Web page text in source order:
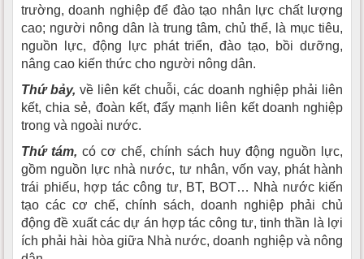
trường, doanh nghiệp để đào tạo nhân lực chất lượng
cao; người nông dân là trung tâm, chủ thể, là mục tiêu,
nguồn lực, động lực phát triển, đào tạo, bồi dưỡng,
nâng cao kiến thức cho người nông dân.
Thứ bảy, về liên kết chuỗi, các doanh nghiệp phải liên
kết, chia sẻ, đoàn kết, đẩy mạnh liên kết doanh nghiệp
trong và ngoài nước.
Thứ tám, có cơ chế, chính sách huy động nguồn lực,
gồm nguồn lực nhà nước, tư nhân, vốn vay, phát hành
trái phiếu, hợp tác công tư, BT, BOT… Nhà nước kiến
tạo các cơ chế, chính sách, doanh nghiệp phải chủ
động đề xuất các dự án hợp tác công tư, tinh thần là lợi
ích phải hài hòa giữa Nhà nước, doanh nghiệp và nông